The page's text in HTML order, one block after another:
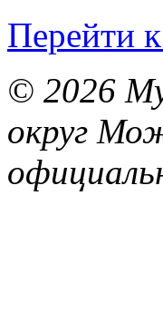
Перейти
© 2026
округ